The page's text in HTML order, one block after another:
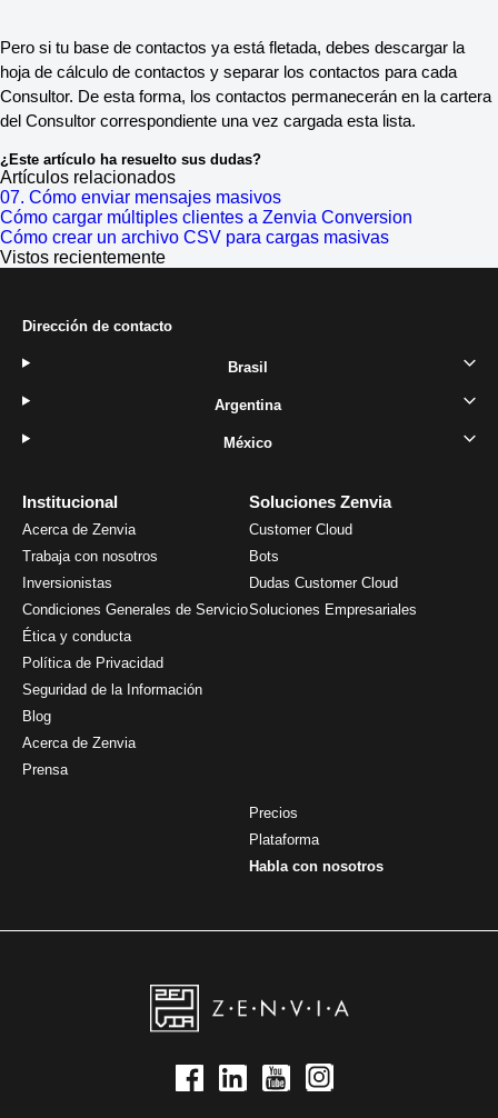
Pero si tu base de contactos ya está fletada, debes descargar la
hoja de cálculo de contactos y separar los contactos para cada
Consultor. De esta forma, los contactos permanecerán en la cartera
del Consultor correspondiente una vez cargada esta lista.
¿Este artículo ha resuelto sus dudas?
Artículos relacionados
07. Cómo enviar mensajes masivos
Cómo cargar múltiples clientes a Zenvia Conversion
Cómo crear un archivo CSV para cargas masivas
Vistos recientemente
Institucional
Acerca de Zenvia
Trabaja con nosotros
Inversionistas
Condiciones Generales de Servicio
Ética y conducta
Política de Privacidad
Seguridad de la Información
Blog
Acerca de Zenvia
Prensa
Soluciones Zenvia
Customer Cloud
Bots
Dudas Customer Cloud
Soluciones Empresariales
Precios
Plataforma
Habla con nosotros
Dirección de contacto
Brasil
Argentina
México